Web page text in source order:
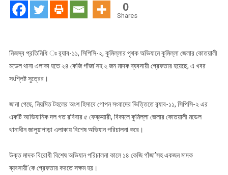
গাঁজা
0
Shares
নিজস্ব প্রতিনিধি ঃ র‍্যাব-১১, সিপিসি-২, কুমিল্লার পৃথক অভিযানে কুমিল্লা জেলার কোতয়ালী
মডেল থানা এলাকা হতে ২৪ কেজি গাঁজা’সহ ২ জন মাদক ব্যবসায়ী গ্রেফতার হয়েছে, এ খবর
সংশ্লিষ্ট সুত্রের।
জানা গেছে, নিয়মিত টহলের অংশ হিসাবে গোপন সংবাদের ভিত্তিতে র‍্যাব-১১, সিপিসি-২ এর
একটি আভিযানিক দল গত রবিবার ৫ ফেব্রুয়ারী, বিকালে কুমিল্লা জেলার কোতয়ালী মডেল
থানাধীন জালুয়াপাড়া এলাকায় বিশেষ অভিযান পরিচালনা করে।
উক্ত মাদক বিরোধী বিশেষ অভিযান পরিচালনা কালে ১৪ কেজি গাঁজা’সহ একজন মাদক
ব্যবসায়ী’কে গ্রেফতার করতে সক্ষম হয়।